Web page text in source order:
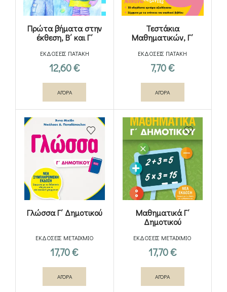
Πρώτα βήματα στην
έκθεση, B΄ και Γ΄
ΕΚΔΟΣΕΙΣ ΠΑΤΑΚΗ
12,60€
ΑΓΟΡΑ
Τεστάκια
Μαθηματικών, Γ΄
ΕΚΔΟΣΕΙΣ ΠΑΤΑΚΗ
7,70€
ΑΓΟΡΑ
Γλώσσα Γ΄ Δημοτικού
ΕΚΔΟΣΕΙΣ ΜΕΤΑΙΧΜΙΟ
17,70€
ΑΓΟΡΑ
Μαθηματικά Γ΄
Δημοτικού
ΕΚΔΟΣΕΙΣ ΜΕΤΑΙΧΜΙΟ
17,70€
ΑΓΟΡΑ